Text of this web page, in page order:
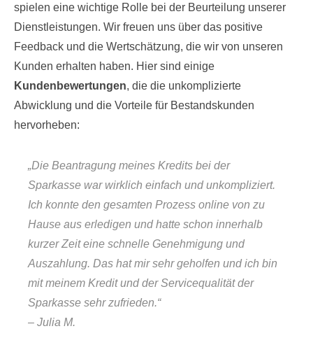
spielen eine wichtige Rolle bei der Beurteilung unserer
Dienstleistungen. Wir freuen uns über das positive
Feedback und die Wertschätzung, die wir von unseren
Kunden erhalten haben. Hier sind einige
Kundenbewertungen, die die unkomplizierte
Abwicklung und die Vorteile für Bestandskunden
hervorheben:
„Die Beantragung meines Kredits bei der
Sparkasse war wirklich einfach und unkompliziert.
Ich konnte den gesamten Prozess online von zu
Hause aus erledigen und hatte schon innerhalb
kurzer Zeit eine schnelle Genehmigung und
Auszahlung. Das hat mir sehr geholfen und ich bin
mit meinem Kredit und der Servicequalität der
Sparkasse sehr zufrieden.“
– Julia M.